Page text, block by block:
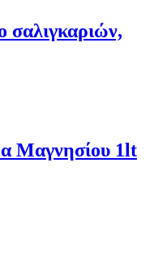
σαλιγκαριών,
Μαγνησίου 1lt